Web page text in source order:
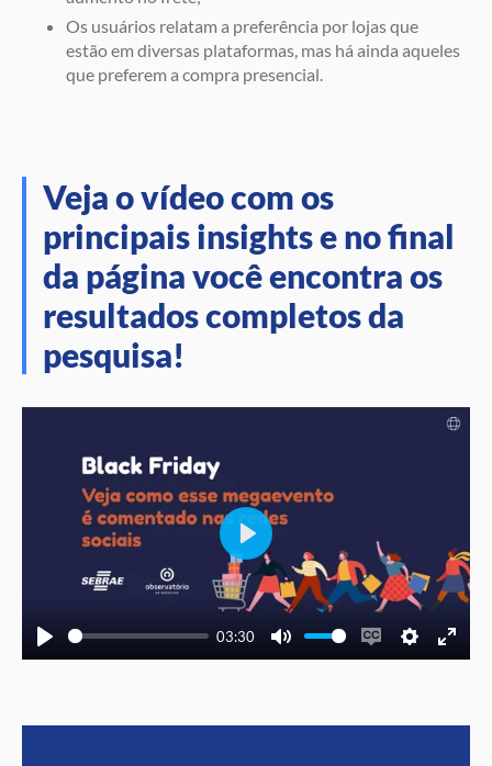
Os usuários relatam a preferência por lojas que
estão em diversas plataformas, mas há ainda aqueles
que preferem a compra presencial.
Veja o vídeo com os
principais insights e no final
da página você encontra os
resultados completos da
pesquisa!
03:30
Play